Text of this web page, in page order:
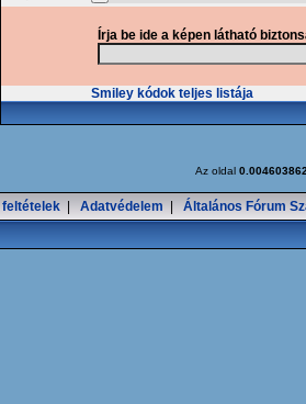
Írja be ide a képen látható
Smiley kódok teljes listája
Az oldal
feltételek Adatvédelem Általános Fórum